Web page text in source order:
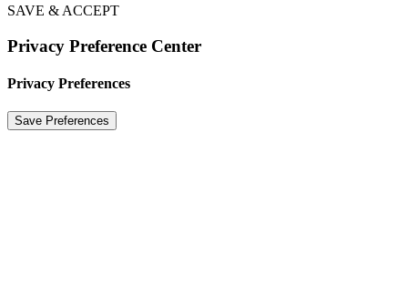
SAVE & ACCEPT
Privacy Preference Center
Privacy Preferences